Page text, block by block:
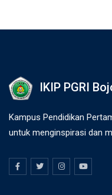
IKIP PGRI
Kampus Pendidikan
untuk menginspirasi dan